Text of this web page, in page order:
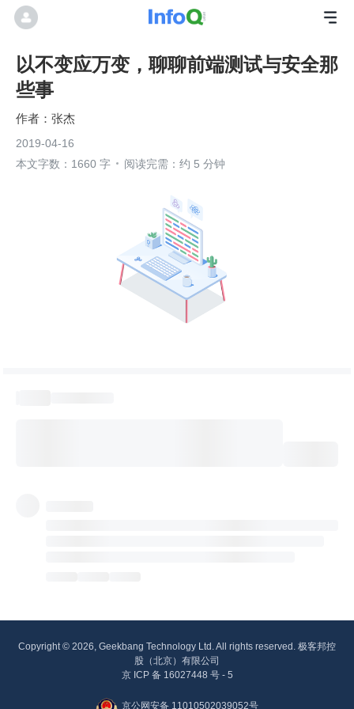
以不变应万变，聊聊前端测试与安全那
些事
张杰
2019-04-16
本文字数：1660 字
阅读完需：约 5 分钟
Copyright © 2026, Geekbang Technology Ltd. All rights reserved. 极客邦控
股（北京）有限公司
京 ICP 备 16027448 号 - 5
京公网安备 11010502039052号